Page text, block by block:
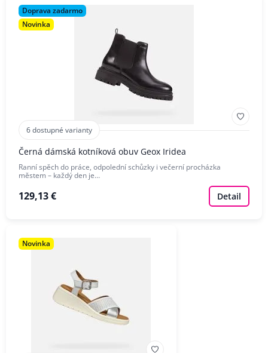
Doprava zadarmo
Novinka
6 dostupné varianty
Černá dámská kotníková obuv Geox Iridea
Ranní spěch do práce, odpolední schůzky i večerní procházka
městem – každý den je…
129,13 € Detail
Novinka